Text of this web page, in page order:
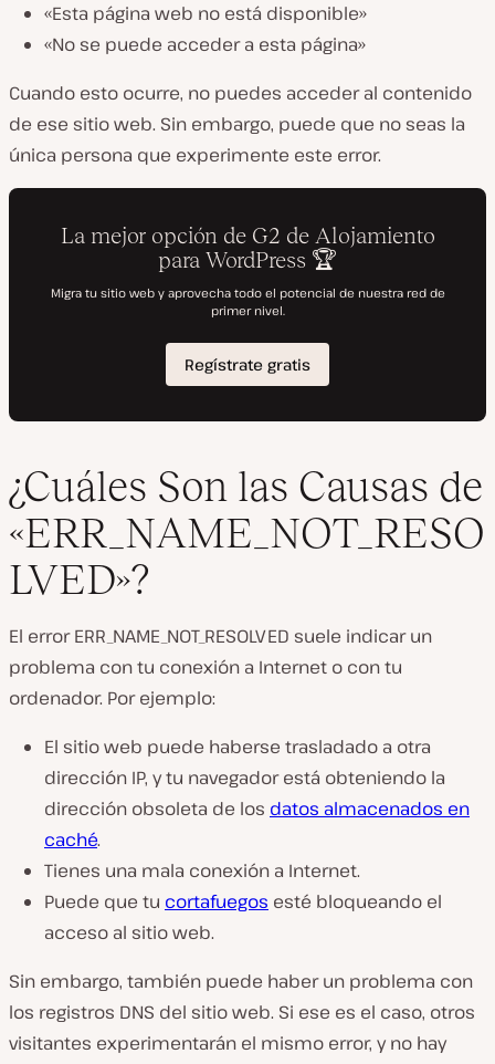
«Esta página web no está disponible»
«No se puede acceder a esta página»
Cuando esto ocurre, no puedes acceder al contenido
de ese sitio web. Sin embargo, puede que no seas la
única persona que experimente este error.
¿Cuáles Son las Causas de
«ERR_NAME_NOT_RESO
LVED»?
El error ERR_NAME_NOT_RESOLVED suele indicar un
problema con tu conexión a Internet o con tu
ordenador. Por ejemplo:
El sitio web puede haberse trasladado a otra
dirección IP, y tu navegador está obteniendo la
dirección obsoleta de los datos almacenados en
caché.
Tienes una mala conexión a Internet.
Puede que tu cortafuegos esté bloqueando el
acceso al sitio web.
Sin embargo, también puede haber un problema con
los registros DNS del sitio web. Si ese es el caso, otros
visitantes experimentarán el mismo error, y no hay